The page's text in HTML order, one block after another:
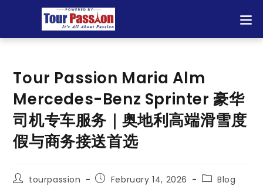
Tour Passion Maria Alm
Mercedes-Benz Sprinter 豪华
司机专车服务｜奥地利高端滑雪度
假与商务接送首选
tourpassion February 14, 2026 Blog